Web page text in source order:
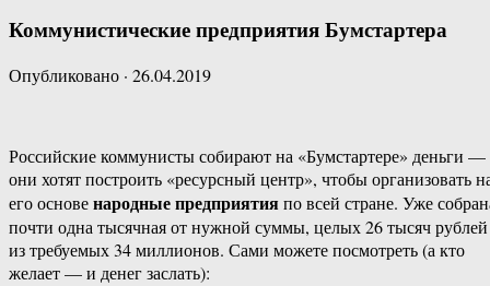
Коммунистические предприятия Бумстартера
Опубликовано · 26.04.2019
Российские коммунисты собирают на «Бумстартере» деньги —
они хотят построить «ресурсный центр», чтобы организовать
его основенародные предприятияпо всей стране. Уже
почти одна тысячная от нужной суммы, целых 26 тысяч рублей
из требуемых 34 миллионов. Сами можете посмотреть (а кто
желает — и денег заслать):